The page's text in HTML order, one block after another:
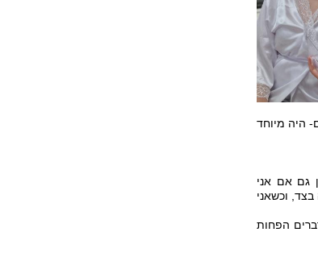
היה מיוחד
גם אם אני
וכשאני
הפחות